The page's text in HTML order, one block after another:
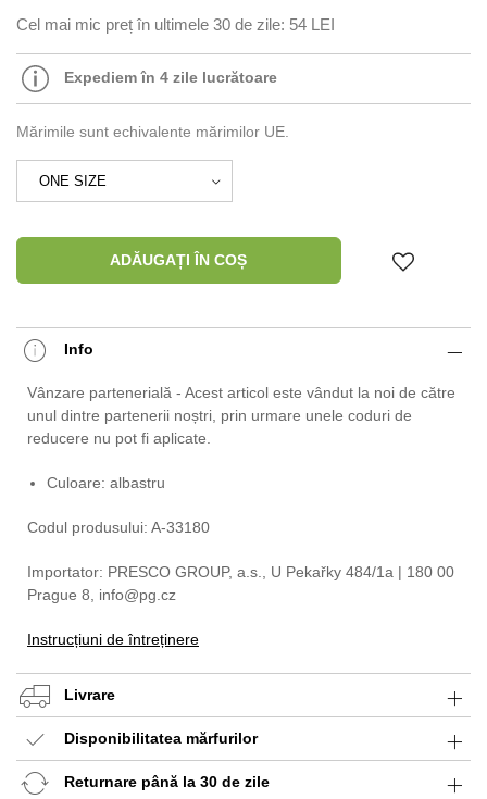
Cel mai mic preț în ultimele 30 de zile: 54 LEI
Expediem în 4 zile lucrătoare
Mărimile sunt echivalente mărimilor UE.
ADĂUGAȚI ÎN COȘ
Info
Vânzare partenerială - Acest articol este vândut la noi de către
unul dintre partenerii noștri, prin urmare unele coduri de
reducere nu pot fi aplicate.
Culoare: albastru
Codul produsului: A-33180
Importator: PRESCO GROUP, a.s., U Pekařky 484/1a | 180 00
Prague 8, info@pg.cz
Instrucțiuni de întreținere
Livrare
Disponibilitatea mărfurilor
Returnare până la 30 de zile